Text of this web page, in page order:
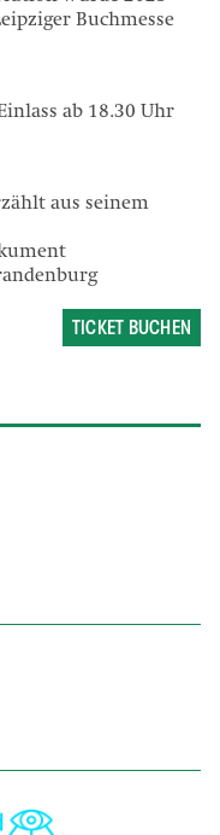
Buchmesse
ab 18.30 Uhr
aus seinem
TICKET BUCHEN